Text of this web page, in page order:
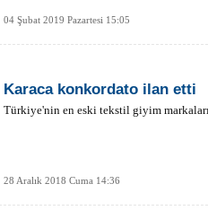
04 Şubat 2019 Pazartesi 15:05
Karaca konkordato ilan etti
Türkiye'nin en eski tekstil giyim
28 Aralık 2018 Cuma 14:36